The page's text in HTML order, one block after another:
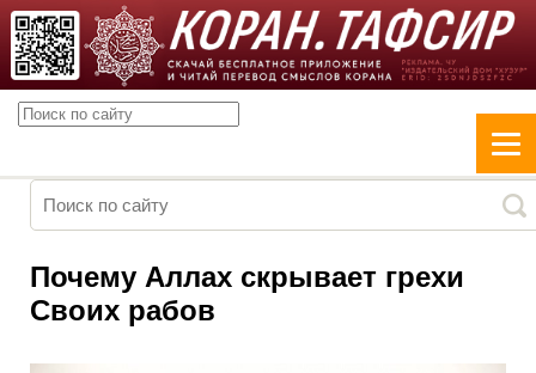
Почему Аллах скрывает грехи
Своих рабов